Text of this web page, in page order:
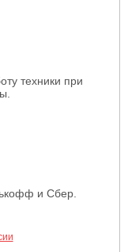
техники при
и Сбер.